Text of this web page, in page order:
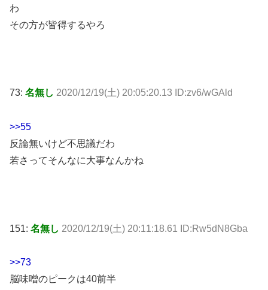
わ
その方が皆得するやろ
73: 名無し 2020/12/19(土) 20:05:20.13 ID:zv6/wGAld
>>55
反論無いけど不思議だわ
若さってそんなに大事なんかね
151: 名無し 2020/12/19(土) 20:11:18.61 ID:Rw5dN8Gba
>>73
脳味噌のピークは40前半